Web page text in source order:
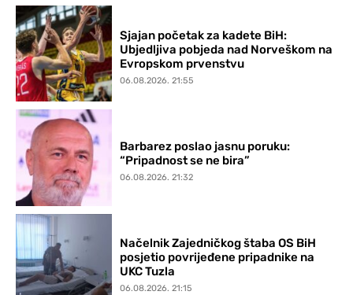
Sjajan početak za kadete BiH:
Ubjedljiva pobjeda nad Norveškom na
Evropskom prvenstvu
06.08.2026. 21:55
Barbarez poslao jasnu poruku:
“Pripadnost se ne bira”
06.08.2026. 21:32
Načelnik Zajedničkog štaba OS BiH
posjetio povrijeđene pripadnike na
UKC Tuzla
06.08.2026. 21:15